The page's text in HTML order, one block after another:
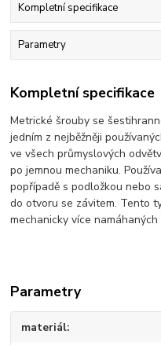
Kompletní specifikace
Parametry
Kompletní specifikace
Metrické šrouby se
jedním z nejběžněji
ve všech průmyslových
po jemnou mechaniku.
popřípadě s podložkou nebo
do otvoru se závitem. Tento
mechanicky více namáhaných
Parametry
materiál